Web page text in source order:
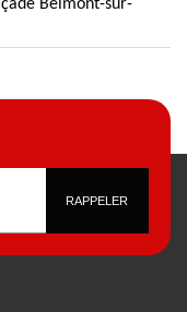
Belmont-sur-